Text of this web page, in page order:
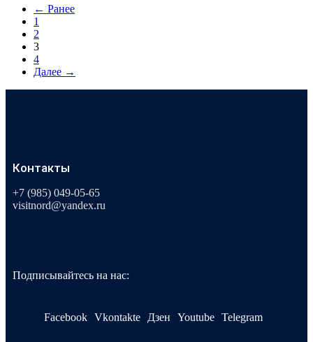
← Ранее
1
2
3
4
Далее →
Контакты
+7 (985) 049-05-65
visitnord@yandex.ru
Подписывайтесь на нас:
Facebook Vkontakte Дзен Youtube Telegram